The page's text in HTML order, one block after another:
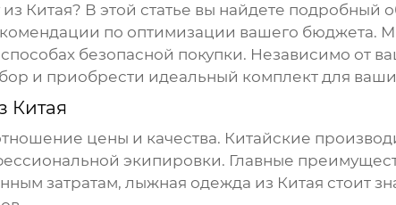
Китая? В этой статье вы найдете подробный
по оптимизации вашего бюджета.
безопасной покупки. Независимо от
и приобрести идеальный комплект для
Китая
цены и качества. Китайские
экипировки. Главные
затратам, лыжная одежда из Китая стоит